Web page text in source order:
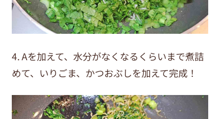
4. Aを加えて、水分がなくなるくらいまで煮詰
めて、いりごま、かつおぶしを加えて完成！